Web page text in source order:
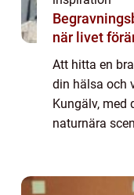
Begravningsbyrå
när livet
Att hitta en
din hälsa och
Kungälv, med
naturnära